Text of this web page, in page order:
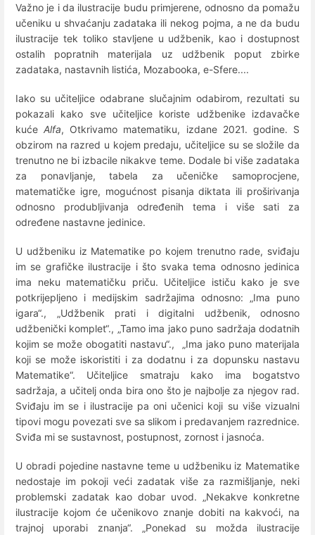
Važno je i da ilustracije budu primjerene, odnosno da pomažu
učeniku u shvaćanju zadataka ili nekog pojma, a ne da budu
ilustracije tek toliko stavljene u udžbenik, kao i dostupnost
ostalih popratnih materijala uz udžbenik poput zbirke
zadataka, nastavnih listića, Mozabooka, e-Sfere....
Iako su učiteljice odabrane slučajnim odabirom, rezultati su
pokazali kako sve učiteljice koriste udžbenike izdavačke
kućeAlfa, Otkrivamo matematiku, izdane 2021. godine. S
obzirom na razred u kojem predaju, učiteljice su se složile da
trenutno ne bi izbacile nikakve teme. Dodale bi više zadataka
za ponavljanje, tabela za učeničke samoprocjene,
matematičke igre, mogućnost pisanja diktata ili proširivanja
odnosno produbljivanja određenih tema i više sati za
određene nastavne jedinice.
U udžbeniku iz Matematike po kojem trenutno rade, sviđaju
im se grafičke ilustracije i što svaka tema odnosno jedinica
ima neku matematičku priču. Učiteljice ističu kako je sve
potkrijepljeno i medijskim sadržajima odnosno: „Ima puno
igara“., „Udžbenik prati i digitalni udžbenik, odnosno
udžbenički komplet“., „Tamo ima jako puno sadržaja dodatnih
kojim se može obogatiti nastavu“., „Ima jako puno materijala
koji se može iskoristiti i za dodatnu i za dopunsku nastavu
Matematike“. Učiteljice smatraju kako ima bogatstvo
sadržaja, a učitelj onda bira ono što je najbolje za njegov rad.
Sviđaju im se i ilustracije pa oni učenici koji su više vizualni
tipovi mogu povezati sve sa slikom i predavanjem razrednice.
Sviđa mi se sustavnost, postupnost, zornost i jasnoća.
U obradi pojedine nastavne teme u udžbeniku iz Matematike
nedostaje im pokoji veći zadatak više za razmišljanje, neki
problemski zadatak kao dobar uvod. „Nekakve konkretne
ilustracije kojom će učenikovo znanje dobiti na kakvoći, na
trajnoj uporabi znanja“. „Ponekad su možda ilustracije